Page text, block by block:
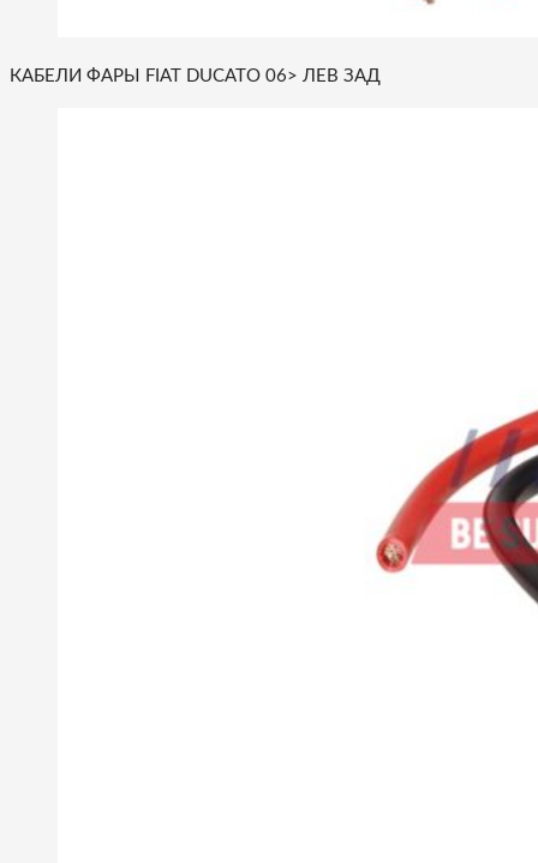
КАБЕЛИ ФАРЫ FIAT DUCATO 06> ЛЕВ ЗАД